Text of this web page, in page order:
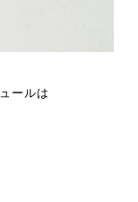
ールは